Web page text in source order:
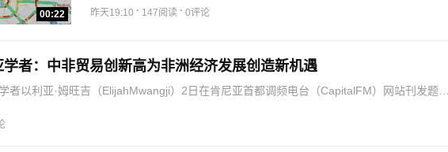
00:22 昨天19:10 · 147阅读 · 0评论
者：中非贸易创新高为非洲经济发展创造新机遇
者以利亚·姆旺吉（ElijahMwangji）2日在肯尼亚首都调频电台（CapitalFM）网站刊发题为